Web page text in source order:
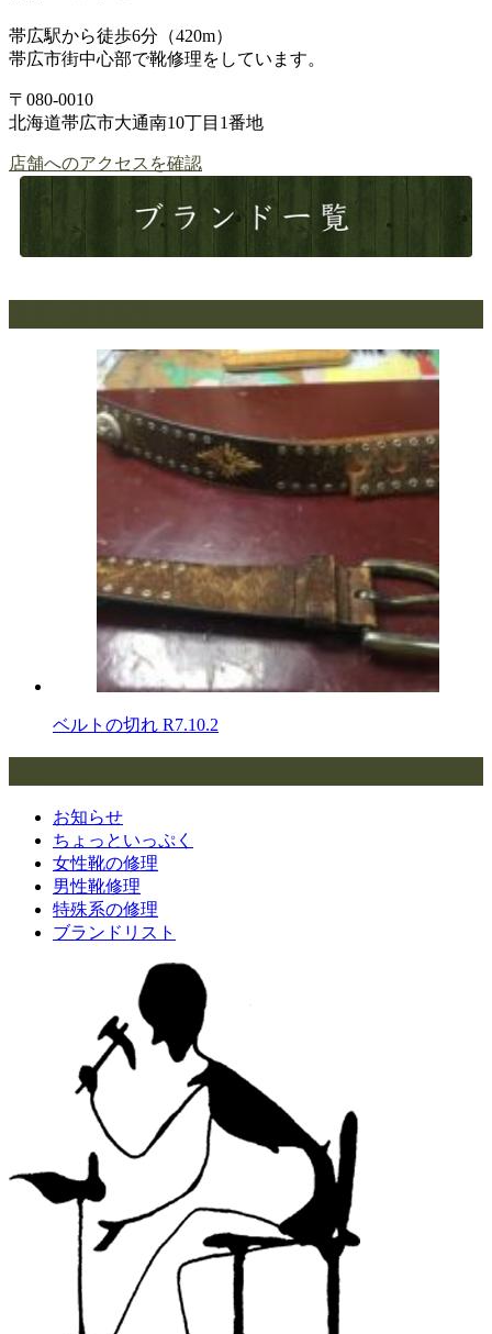
帯広駅から徒歩6分（420m）
帯広市街中心部で靴修理をしています。
〒080-0010
北海道帯広市大通南10丁目1番地
店舗へのアクセスを確認
ベルトの切れ R7.10.2
お知らせ
ちょっといっぷく
女性靴の修理
男性靴修理
特殊系の修理
ブランドリスト